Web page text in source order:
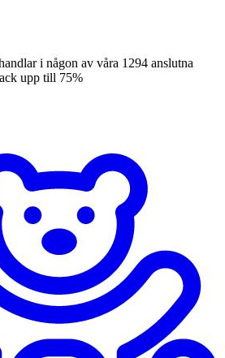
i någon av våra 1294 anslutna
upp till 75%